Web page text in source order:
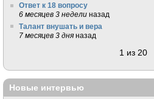
Ответ к 18 вопросу
6 месяцев 3 недели назад
Талант внушать и вера
7 месяцев 3 дня назад
1 из 20
Новые интервью